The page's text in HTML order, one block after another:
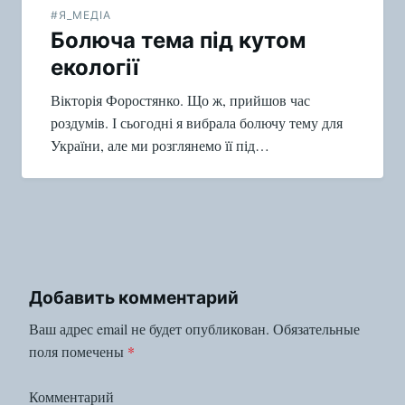
#Я_МЕДІА
Болюча тема під кутом
екології
Вікторія Форостянко. Що ж, прийшов час
роздумів. І сьогодні я вибрала болючу тему для
України, але ми розглянемо її під…
Добавить комментарий
Ваш адрес email не будет опубликован. Обязательные
поля помечены *
Комментарий